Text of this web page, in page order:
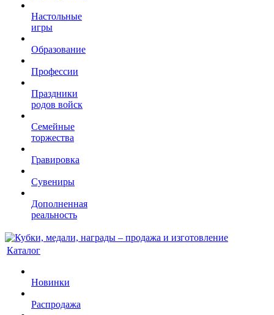
Настольные
игры
Образование
Профессии
Праздники
родов войск
Семейные
торжества
Гравировка
Сувениры
Дополненная
реальность
Каталог
Новинки
Распродажа